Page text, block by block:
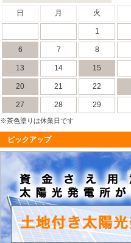
日 月 火
1
6 7 8
13 14 15
20 21 22
27 28 29
※茶色塗りは休業日です
ピックアップ